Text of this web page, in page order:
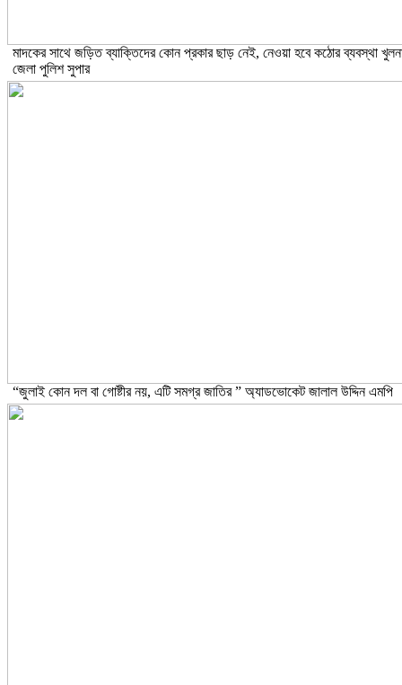
মাদকের সাথে জড়িত ব্যাক্তিদের কোন প্রকার ছাড় নেই, নেওয়া হবে কঠোর ব্যবস্থা
জেলা পুলিশ সুপার
“জুলাই কোন দল বা গোষ্টীর নয়, এটি সমগ্র জাতির ” অ্যাডভোকেট জালাল উদ্দিন এমপি